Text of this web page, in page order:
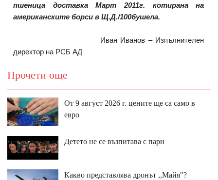
пшеница доставка Март 2011г. котирана на
американските борси в Щ.Д./100бушела.
Иван Иванов – Изпълнителен
директор на РСБ АД
Прочети още
От 9 август 2026 г. цените ще са само в
евро
Детето не се възпитава с пари
Какво представлява дронът ,,Майя"?